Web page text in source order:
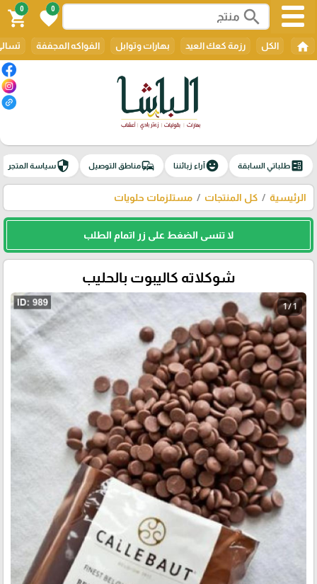
search
0
favorite
0
shopping_cart
home الكل رزمة كعك العيد بهارات وتوابل الفواكه المجففة
ballotطلباتي السابقة emoji_emotionsآراء زبائننا commuteمناطق التوصيل securityسياسة المتجر
الرئيسية كل المنتجات مستلزمات حلويات
لا تنسى الضغط على زر اتمام الطلب
شوكلاته كاليبوت بالحليب
1 / 1